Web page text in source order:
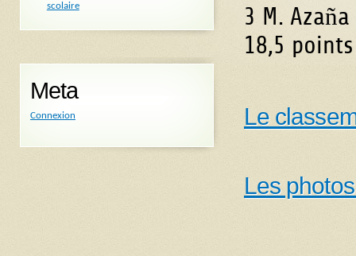
3 M. Azaña
18,5 points
Le
Les
scolaire
Meta
Connexion